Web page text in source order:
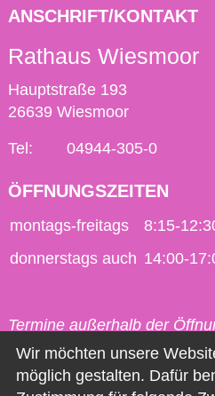
ANSCHRIFT/KONTAKT
Rathaus Wiesmoor
Hauptstraße 193
26639 Wiesmoor
Tel: 04944-305-0
ÖFFNUNGSZEITEN
montags-freitags
8:15-
donnerstags auch 14:00-
Termine außerhalb der
vorheriger Vereinbarung
Wir möchten unsere
möglich gestalten. Dafür